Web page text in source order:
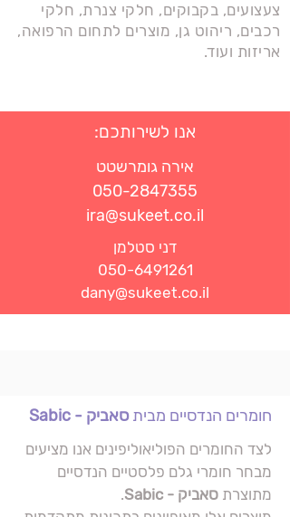
צעצועים, בקבוקים, חלקי צנרת, חלקי
רכבים, ריהוט גן, מוצרים לתחום הרפואה,
אריזות ועוד.
:אנו לשירותכם
אירה גומרשטט
050-2847355
ira@sukeet.co.il
דני סטלמן
050-6491261
dany@sukeet.co.il
חומרים הנדסיים מביתסאביק - Sabic
לצד החומרים הפוליאוליפינים אנו מציעים
מבחר חומרי גלם פלסטיים הנדסיים
מתוצרת סאביק - Sabic
.